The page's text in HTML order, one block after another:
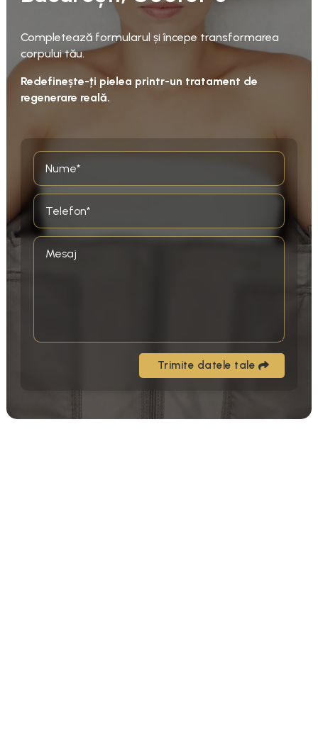
Completează formularul și începe transformarea
corpului tău.
Redefinește-ți pielea printr-un tratament de
regenerare reală.
Trimite datele tale